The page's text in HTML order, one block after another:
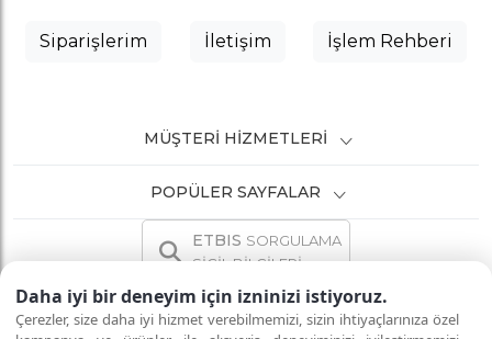
Daha iyi bir deneyim için izninizi istiyoruz.
Çerezler, size daha iyi hizmet verebilmemizi, sizin ihtiyaçlarınıza özel
Siparişlerim İletişim İşlem Rehberi
MÜŞTERI HIZMETLERI
POPÜLER SAYFALAR
ETBIS SORGULAMA
SİCİL BİLGİLERİ